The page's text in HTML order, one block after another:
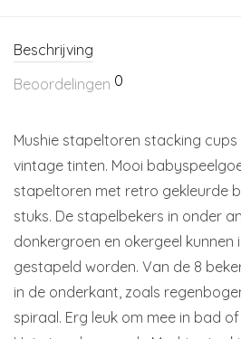
Beschrijving
Beoordelingen 0
Mushie stapeltoren stacking
vintage tinten. Mooi
stapeltoren met retro gekleurde
stuks. De stapelbekers in onder
donkergroen en okergeel kunnen
gestapeld worden. Van de 8
in de onderkant, zoals
spiraal. Erg leuk om mee in bad